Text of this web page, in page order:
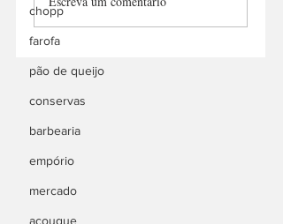
chopp
farofa
pão de queijo
conservas
barbearia
empório
mercado
açougue